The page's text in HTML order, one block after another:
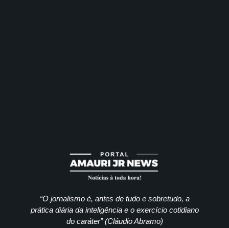
“O jornalismo é, antes de tudo e sobretudo, a
prática diária da inteligência e o exercício cotidiano
do caráter” (Cláudio Abramo)